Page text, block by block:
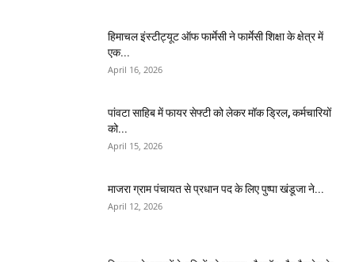
हिमाचल इंस्टीट्यूट ऑफ फार्मेसी ने फार्मेसी शिक्षा के क्षेत्र में
एक...
April 16, 2026
पांवटा साहिब में फायर सेफ्टी को लेकर मॉक ड्रिल, कर्मचारियों
को...
April 15, 2026
माजरा ग्राम पंचायत से प्रधान पद के लिए पुष्पा खंडूजा ने...
April 12, 2026